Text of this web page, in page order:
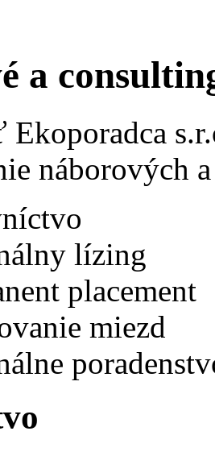
a
Ekoporadca
náborových
lízing
placement
miezd